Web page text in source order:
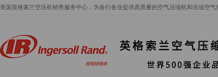
美国英格索兰空压机销售服务中心，为各行各业提供高质量的空气压缩机和压缩空气